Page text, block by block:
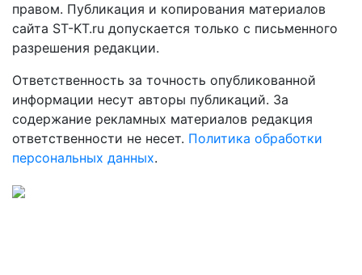
правом. Публикация и копирования материалов
сайта ST-KT.ru допускается только с письменного
разрешения редакции.
Ответственность за точность опубликованной
информации несут авторы публикаций. За
содержание рекламных материалов редакция
ответственности не несет. Политика обработки
персональных данных.